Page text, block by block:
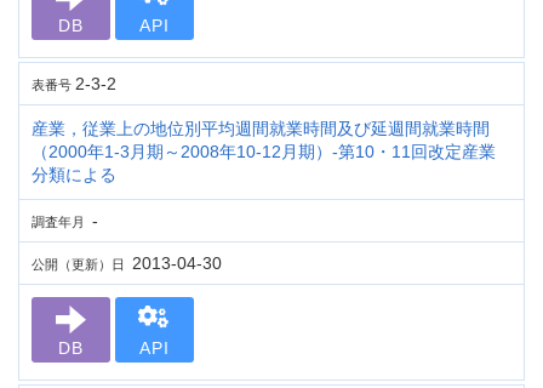
DB API
表番号 2-3-2
産業，従業上の地位別平均週間就業時間及び延週間就業時間
（2000年1-3月期～2008年10-12月期）-第10・11回改定産業
分類による
調査年月 -
公開（更新）日 2013-04-30
DB API